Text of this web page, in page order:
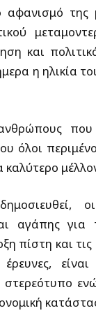
αφανισμό
και
η ηλικία
όλοι
μέλλον
αγάπης
πίστη και